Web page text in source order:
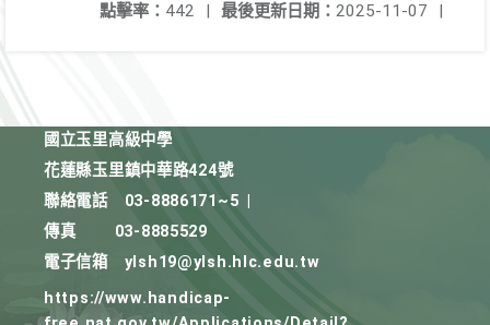
最後更新日期： 2025-11-07 |
點擊率： 442 |
國立玉里高級中學
花蓮縣玉里鎮中華路424號
聯絡電話
03-8886171~5
傳真
03-8885529
電子信箱
ylsh19@ylsh.hlc.edu.tw
https://www.handicap-